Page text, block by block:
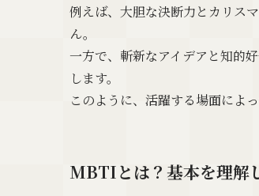
例えば、大胆な決断力とカリス
ん。
一方で、斬新なアイデアと知的
します。
このように、活躍する場面によ
MBTIとは？基本を理解